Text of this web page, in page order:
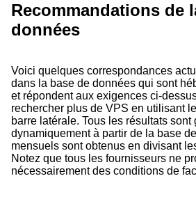
Recommandations de
données
Voici quelques correspondances
dans la base de données qui sont
et répondent aux exigences ci-
rechercher plus de VPS en utilisant
barre latérale. Tous les résultats sont
dynamiquement à partir de la base
mensuels sont obtenus en divisant
Notez que tous les fournisseurs ne
nécessairement des conditions de